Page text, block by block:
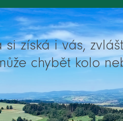
získá i vás,
chybět kolo